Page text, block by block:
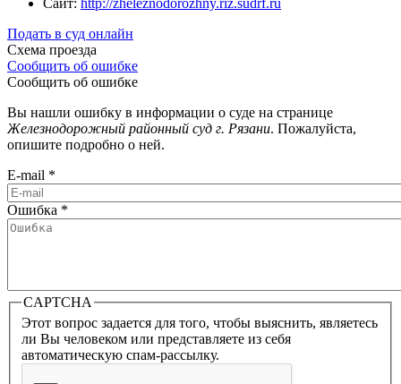
Подать в суд онлайн
Схема проезда
Сообщить об ошибке
Сообщить об ошибке
Вы нашли ошибку в информации о суде на странице
Железнодорожный районный суд г. Рязани. Пожалуйста,
опишите подробно о ней.
E-mail *
Ошибка *
CAPTCHA
Этот вопрос задается для того, чтобы выяснить, являетесь
ли Вы человеком или представляете из себя
автоматическую спам-рассылку.